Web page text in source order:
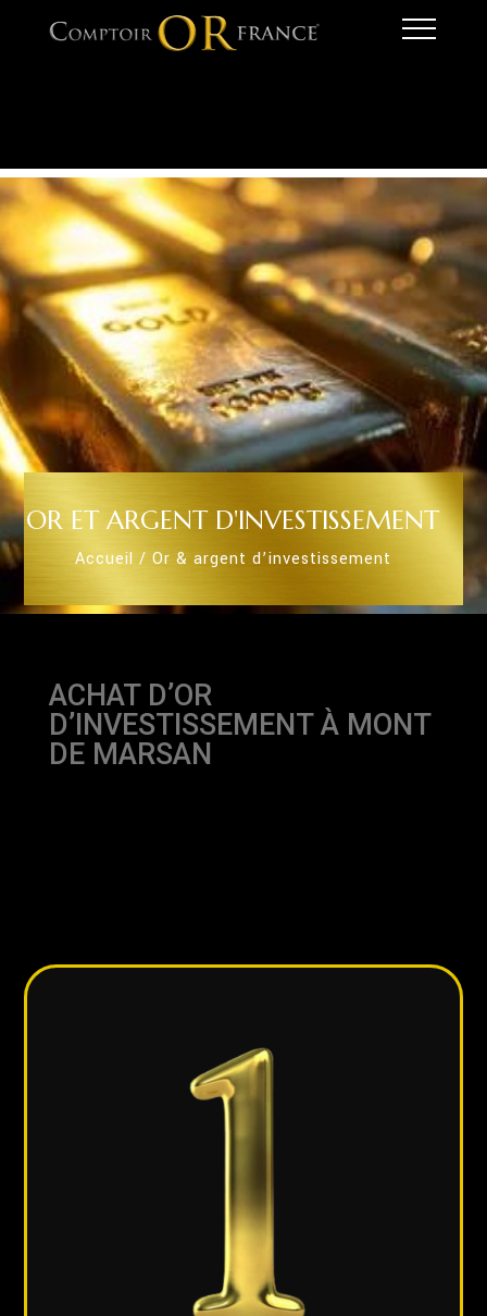
OR ET ARGENT D'INVESTISSEMENT
Accueil / Or & argent d’investissement
ACHAT D’OR
D’INVESTISSEMENT À MONT
DE MARSAN